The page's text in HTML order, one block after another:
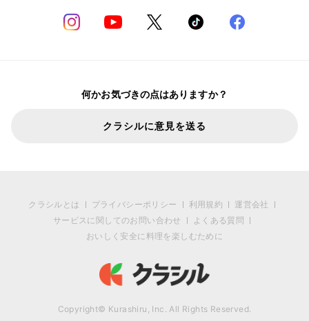
何かお気づきの点はありますか？
クラシルに意見を送る
クラシルとは プライバシーポリシー 利用規約
運営会社
サービスに関してのお問い合わせ
よくある質問
おいしく安全に料理を楽しむために
Copyright© Kurashiru, Inc. All Rights Reserved.